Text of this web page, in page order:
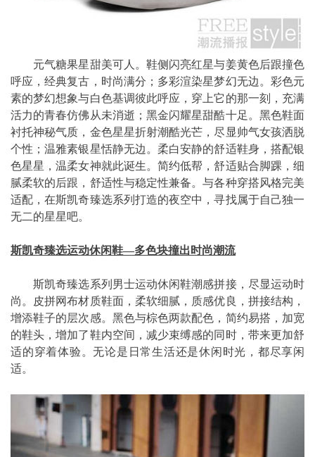
元气糖果星甜美可人。鞋侧闪亮红星与姜黄色后跟撞色
呼应，经典复古，时尚满分；多彩渲染星梦幻无边。彩色元
素的梦幻想象与白色基调彼此呼应，穿上它的那一刻，充满
活力的青春仿佛从未消逝；黑金闪耀星甜酷十足。黑色鞋面
衬托神秘气质，金色星星折射潮酷光芒，尽显帅气女孩洒脱
个性；温雅素银星恬静无边。柔白安静的舒适鞋身，搭配银
色星星，温柔女神就此诞生。简约低帮，舒适贴合脚踝，细
腻柔软的后跟，舒适性与稳定性兼备。与各种穿搭风格完美
适配，在斯凯奇臻选系列打造的夜空中，寻找属于自己独一
无二的星星吧。
斯凯奇臻选运动休闲鞋—多色块撞出时尚潮流
斯凯奇臻选系列男士运动休闲鞋潮感拼接，尽显运动时
尚。皮拼网布材质鞋面，柔软细腻，质感优良，拼接结构，
增添鞋子的层次感。黑色与棕色两款配色，简约易搭，加宽
的鞋头，增加了鞋内空间，减少束缚感的同时，带来更加舒
适的穿着体验。无论是日常生活还是休闲时光，都尽享闲
适。